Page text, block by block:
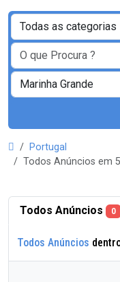
Portugal
Todos Anúncios em
Todos Anúncios 0
Todos Anúncios